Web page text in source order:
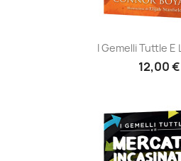
I Gemelli Tuttle E
12,00 €